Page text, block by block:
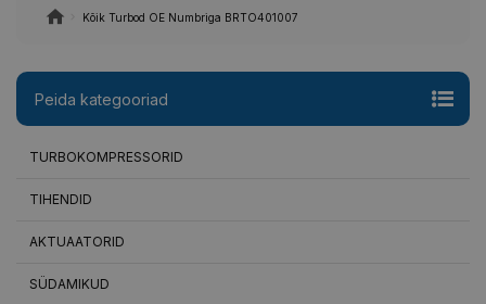
Kõik Turbod OE Numbriga BRTO401007
Peida kategooriad
TURBOKOMPRESSORID
TIHENDID
AKTUAATORID
SÜDAMIKUD